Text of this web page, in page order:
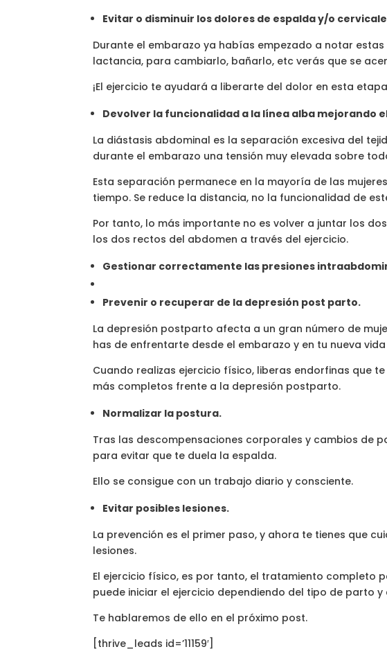
Evitar o disminuir los dolores de espalda y/o
Durante el embarazo ya habías empezado a notar
lactancia, para cambiarlo, bañarlo, etc verás que se
¡El ejercicio te ayudará a liberarte del dolor en esta
Devolver la funcionalidad a la línea alba mejorando
La diástasis abdominal es la separación excesiva del
durante el embarazo una tensión muy elevada sobre
Esta separación permanece en la mayoría de las
tiempo. Se reduce la distancia, no la funcionalidad de
Por tanto, lo más importante no es volver a juntar los
los dos rectos del abdomen a través del ejercicio.
Gestionar correctamente las presiones
Prevenir o recuperar de la depresión post parto.
La depresión postparto afecta a un gran número de
has de enfrentarte desde el embarazo y en tu nueva
Cuando realizas ejercicio físico, liberas endorfinas que
más completos frente a la depresión postparto.
Normalizar la postura.
Tras las descompensaciones corporales y cambios de
para evitar que te duela la espalda.
Ello se consigue con un trabajo diario y consciente.
Evitar posibles lesiones.
La prevención es el primer paso, y ahora te tienes que
lesiones.
El ejercicio físico, es por tanto, el tratamiento completo
puede iniciar el ejercicio dependiendo del tipo de parto
Te hablaremos de ello en el próximo post.
[thrive_leads id=’11159′]